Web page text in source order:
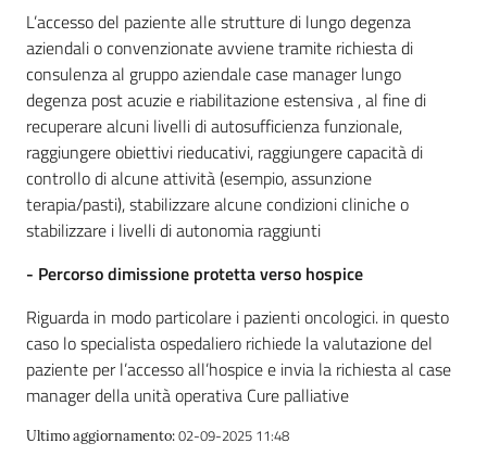
L’accesso del paziente alle strutture di lungo degenza
aziendali o convenzionate avviene tramite richiesta di
consulenza al gruppo aziendale case manager lungo
degenza post acuzie e riabilitazione estensiva , al fine di
recuperare alcuni livelli di autosufficienza funzionale,
raggiungere obiettivi rieducativi, raggiungere capacità di
controllo di alcune attività (esempio, assunzione
terapia/pasti), stabilizzare alcune condizioni cliniche o
stabilizzare i livelli di autonomia raggiunti
- Percorso dimissione protetta verso hospice
Riguarda in modo particolare i pazienti oncologici. in questo
caso lo specialista ospedaliero richiede la valutazione del
paziente per l’accesso all’hospice e invia la richiesta al case
manager della unità operativa Cure palliative
Ultimo aggiornamento:02-09-2025 11:48